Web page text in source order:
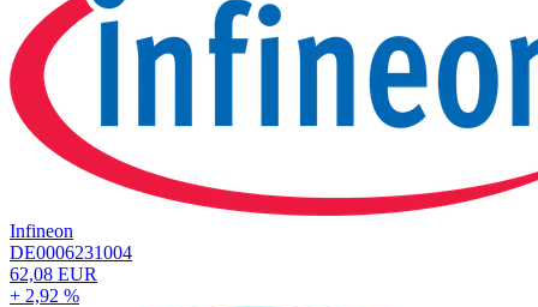
Infineon
DE0006231004
62,08 EUR
+ 2,92 %